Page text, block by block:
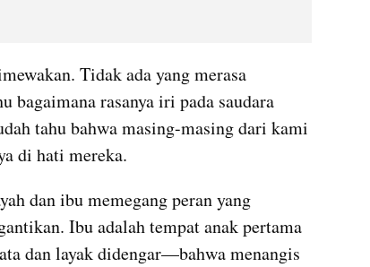
Tidak ada yang merasa
rasanya iri pada saudara
tahu bahwa masing-masing dari kami
di hati mereka.
dan ibu memegang peran yang
Ibu adalah tempat anak pertama
dan layak didengar—bahwa menangis